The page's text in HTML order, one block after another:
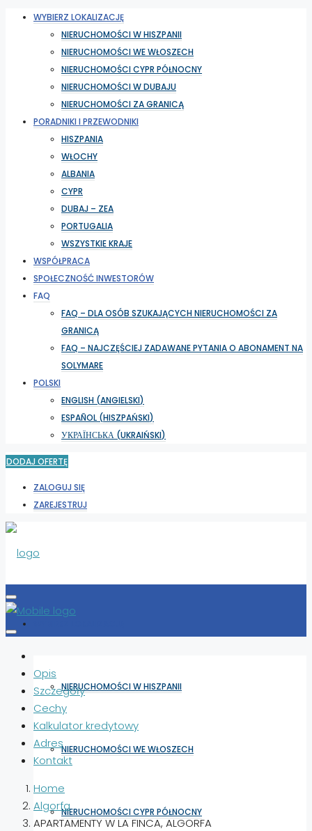
WYBIERZ LOKALIZACJĘ
NIERUCHOMOŚCI W HISZPANII
NIERUCHOMOŚCI WE WŁOSZECH
NIERUCHOMOŚCI CYPR PÓŁNOCNY
NIERUCHOMOŚCI W DUBAJU
NIERUCHOMOŚCI ZA GRANICĄ
PORADNIKI I PRZEWODNIKI
HISZPANIA
WŁOCHY
ALBANIA
CYPR
DUBAJ – ZEA
PORTUGALIA
WSZYSTKIE KRAJE
WSPÓŁPRACA
SPOŁECZNOŚĆ INWESTORÓW
FAQ
FAQ – DLA OSÓB SZUKAJĄCYCH NIERUCHOMOŚCI ZA
GRANICĄ
FAQ – NAJCZĘŚCIEJ ZADAWANE PYTANIA O ABONAMENT NA
SOLYMARE
POLSKI
ENGLISH (ANGIELSKI)
ESPAÑOL (HISZPAŃSKI)
УКРАЇНСЬКА (UKRAIŃSKI)
DODAJ OFERTĘ
ZALOGUJ SIĘ
ZAREJESTRUJ
NIERUCHOMOŚCI W HISZPANII
NIERUCHOMOŚCI WE WŁOSZECH
NIERUCHOMOŚCI CYPR PÓŁNOCNY
Opis
Szczegóły
Cechy
Kalkulator kredytowy
Adres
Kontakt
Home
Algorfa
APARTAMENTY W LA FINCA, ALGORFA